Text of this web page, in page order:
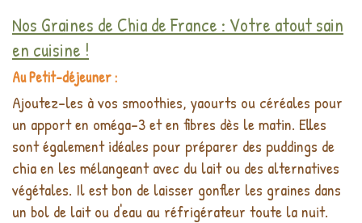
Nos Graines de Chia de France : Votre atout sain
en cuisine !
Au Petit-déjeuner :
Ajoutez-les à vos smoothies, yaourts ou céréales pour
un apport en oméga-3 et en fibres dès le matin. Elles
sont également idéales pour préparer des puddings de
chia en les mélangeant avec du lait ou des alternatives
végétales. Il est bon de laisser gonfler les graines dans
un bol de lait ou d'eau au réfrigérateur toute la nuit.